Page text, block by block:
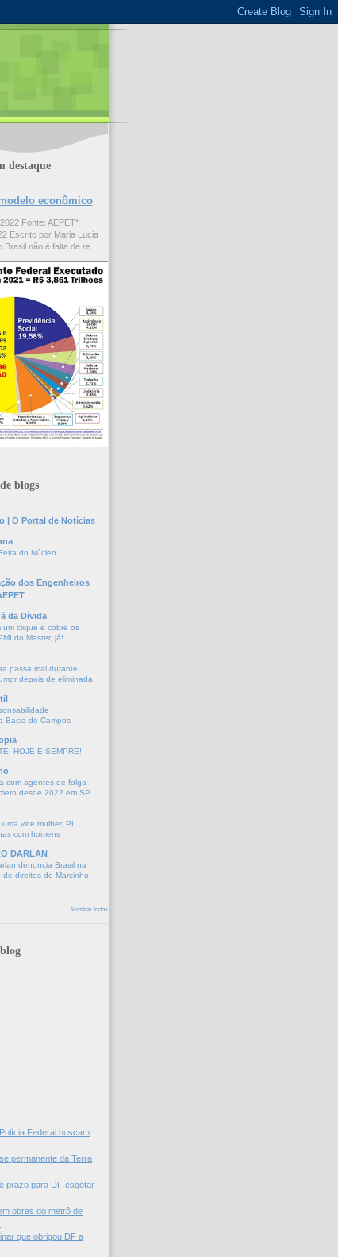
destaque
econômico
Fonte: AEPET*
Escrito por Maria Lucia
não é falta de re...
blogs
| O Portal de Notícias
do Núcleo
dos Engenheiros
da Dívida
um clique e cobre os
do Master, já!
passa mal durante
depois de eliminada
Bacia de Campos
HOJE E SEMPRE!
com agentes de folga
desde 2022 em SP
vice mulher, PL
com homens
DARLAN
denuncia Brasil na
de direitos de Marcinho
Mostrar todos
Federal buscam
permanente da Terra
prazo para DF esgotar
obras do metrô de
que obrigou DF a